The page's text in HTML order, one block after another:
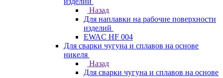
Назад
Для наплавки на рабочие поверхности
изделий
EWAC HF 004
Для сварки чугуна и сплавов на основе
никеля
Назад
Для сварки чугуна и сплавов на основе